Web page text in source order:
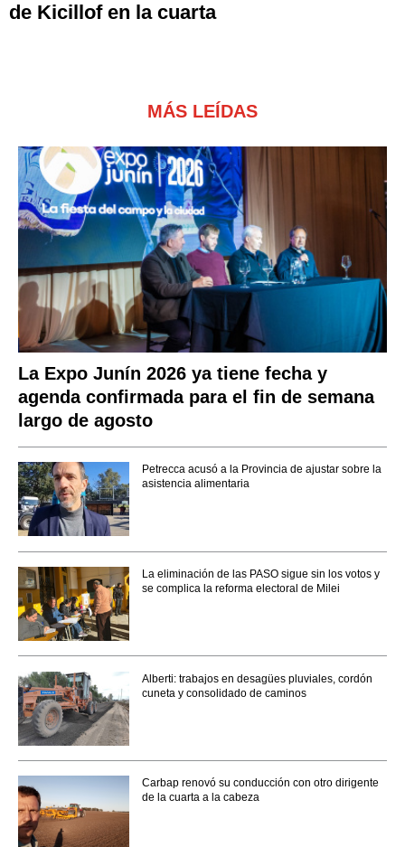
de Kicillof en la cuarta
MÁS LEÍDAS
La Expo Junín 2026 ya tiene fecha y
agenda confirmada para el fin de semana
largo de agosto
Petrecca acusó a la Provincia de ajustar sobre la
asistencia alimentaria
La eliminación de las PASO sigue sin los votos y
se complica la reforma electoral de Milei
Alberti: trabajos en desagües pluviales, cordón
cuneta y consolidado de caminos
Carbap renovó su conducción con otro dirigente
de la cuarta a la cabeza